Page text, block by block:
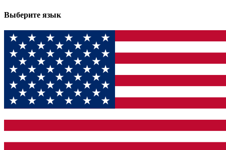
Выберите язык